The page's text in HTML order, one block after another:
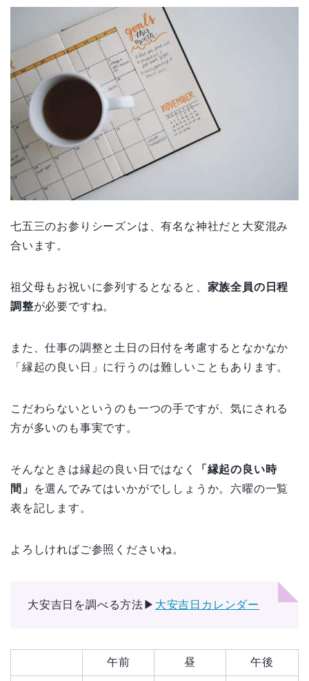
七五三のお参りシーズンは、有名な神社だと大変混み
合います。
祖父母もお祝いに参列するとなると、 家族全員の日程
調整が必要ですね。
また、仕事の調整と土日の日付を考慮するとなかなか
「縁起の良い日」に行うのは難しいこともあります。
こだわらないというのも一つの手ですが、気にされる
方が多いのも事実です。
そんなときは縁起の良い日ではなく
「縁起の良い時
間」
を選んでみてはいかがでししょうか。六曜の一覧
表を記します。
よろしければご参照くださいね。
大安吉日を調べる方法▶︎ 大安吉日カレンダー
午前 昼 午後